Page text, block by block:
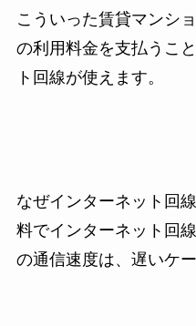
こういった賃貸マンシ
の利用料金を支払うこ
ト回線が使えます。
なぜインターネット回
料でインターネット回
の通信速度は、遅いケ